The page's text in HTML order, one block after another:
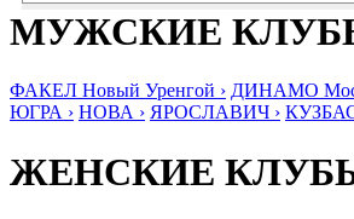
МУЖСКИЕ
ФАКЕЛ Новый Уренгой › ДИНАМО
ЮГРА › НОВА › ЯРОСЛАВИЧ ›
ЖЕНСКИЕ